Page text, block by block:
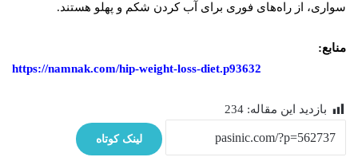
سواری، از راه‌های فوری برای آب کردن شکم و پهلو هستند.
منابع:
https://namnak.com/hip-weight-loss-diet.p93632
بازدید این مقاله: 234
لینک کوتاه